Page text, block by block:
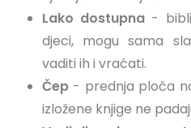
Lako dostupna -
djeci, mogu sama
vaditi ih i vraćati.
Čep - prednja ploča
izložene knjige ne